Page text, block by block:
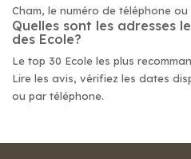
Cham, le numéro de téléphone
Quelles sont les adresses
des Ecole?
Le top 30 Ecole les plus
Lire les avis, vérifiez les dates
ou par téléphone.